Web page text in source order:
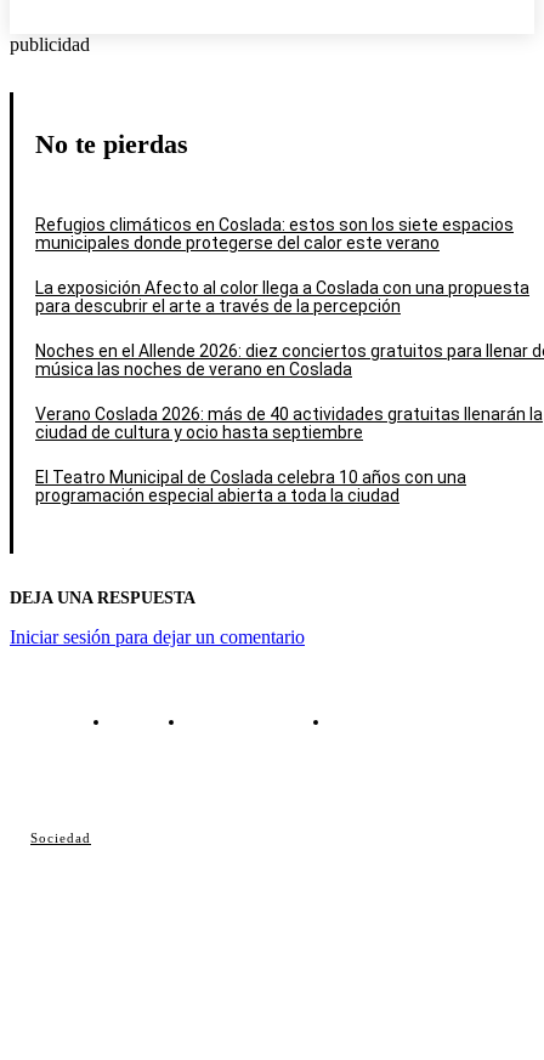
Sociedad
publicidad
No te pierdas
Refugios climáticos en Coslada: estos son los siete espacios
municipales donde protegerse del calor este verano
La exposición Afecto al color llega a Coslada con una propuesta
para descubrir el arte a través de la percepción
Noches en el Allende 2026: diez conciertos gratuitos para llenar
música las noches de verano en Coslada
Verano Coslada 2026: más de 40 actividades gratuitas llenarán la
ciudad de cultura y ocio hasta septiembre
El Teatro Municipal de Coslada celebra 10 años con una
programación especial abierta a toda la ciudad
DEJA UNA RESPUESTA
Iniciar sesión para dejar un comentario
Contacto Política de cookies